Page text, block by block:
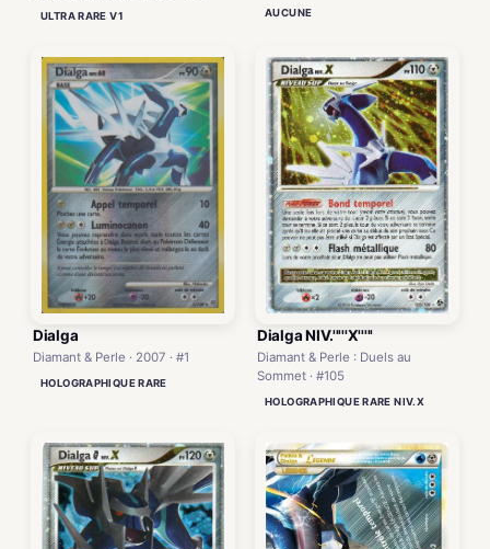
ULTRA RARE V1 AUCUNE
Dialga
Diamant & Perle · 2007 · #1
HOLOGRAPHIQUE RARE
Dialga NIV.'''''X'''''
Diamant & Perle : Duels au
Sommet · #105
HOLOGRAPHIQUE RARE NIV.X